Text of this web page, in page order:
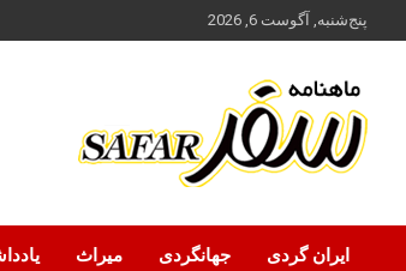
محتوا
پنج‌شنبه, آگوست 6, 2026
سفر آنلاین
ایران گردی جهانگردی میراث